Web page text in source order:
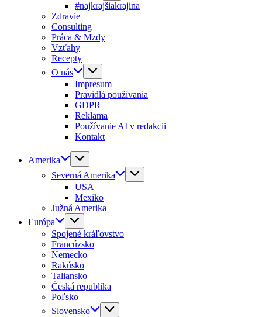
#najkrajšiakrajina
Zdravie
Consulting
Práca & Mzdy
Vzťahy
Recepty
O nás
Impresum
Pravidlá používania
GDPR
Reklama
Používanie AI v redakcii
Kontakt
Amerika
Severná Amerika
USA
Mexiko
Južná Amerika
Európa
Spojené kráľovstvo
Francúzsko
Nemecko
Rakúsko
Taliansko
Česká republika
Poľsko
Slovensko